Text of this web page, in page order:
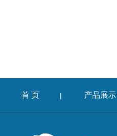
首 页 | 产品展示